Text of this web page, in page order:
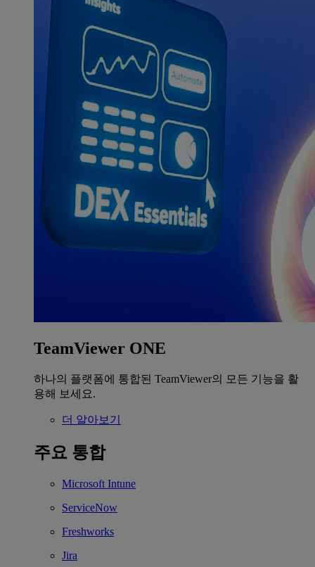
TeamViewer ONE
하나의 플랫폼에 통합된 TeamViewer의 모든 기능을 활
용해 보세요.
더 알아보기
주요 통합
Microsoft Intune
ServiceNow
Freshworks
Jira